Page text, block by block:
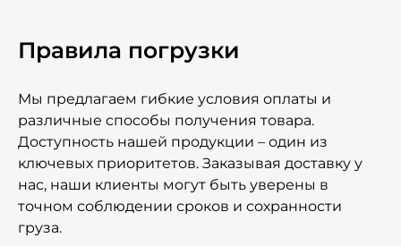
Правила погрузки
Мы предлагаем гибкие условия оплаты и
различные способы получения товара.
Доступность нашей продукции – один из
ключевых приоритетов. Заказывая доставку у
нас, наши клиенты могут быть уверены в
точном соблюдении сроков и сохранности
груза.